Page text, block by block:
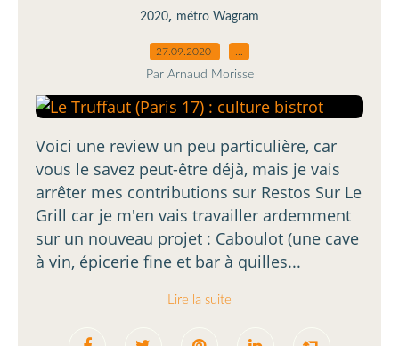
2020, métro Wagram
27.09.2020
Par Arnaud Morisse
Voici une review un peu particulière, car
vous le savez peut-être déjà, mais je vais
arrêter mes contributions sur Restos Sur Le
Grill car je m'en vais travailler ardemment
sur un nouveau projet : Caboulot (une cave
à vin, épicerie fine et bar à quilles...
Lire la suite